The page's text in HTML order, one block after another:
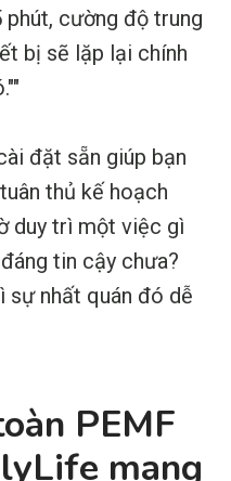
phút, cường độ trung
bị sẽ lặp lại chính
đặt sẵn giúp bạn
thủ kế hoạch
duy trì một việc gì
tin cậy chưa?
sự nhất quán đó dễ
PEMF
mang